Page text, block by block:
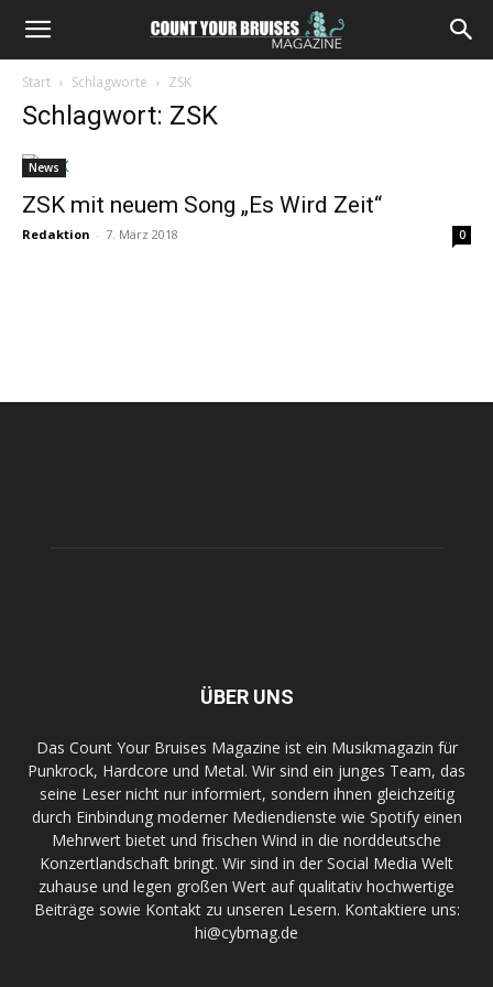
Start Schlagworte ZSK
Schlagwort: ZSK
News
ZSK mit neuem Song „Es Wird Zeit“
Redaktion - 7. März 2018 0
ÜBER UNS
Das Count Your Bruises Magazine ist ein Musikmagazin für
Punkrock, Hardcore und Metal. Wir sind ein junges Team, das
seine Leser nicht nur informiert, sondern ihnen gleichzeitig
durch Einbindung moderner Mediendienste wie Spotify einen
Mehrwert bietet und frischen Wind in die norddeutsche
Konzertlandschaft bringt. Wir sind in der Social Media Welt
zuhause und legen großen Wert auf qualitativ hochwertige
Beiträge sowie Kontakt zu unseren Lesern. Kontaktiere uns:
hi@cybmag.de